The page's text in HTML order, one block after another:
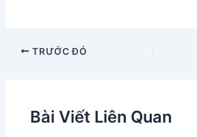
TRƯỚC ĐÓ
Bài Viết Liên Quan